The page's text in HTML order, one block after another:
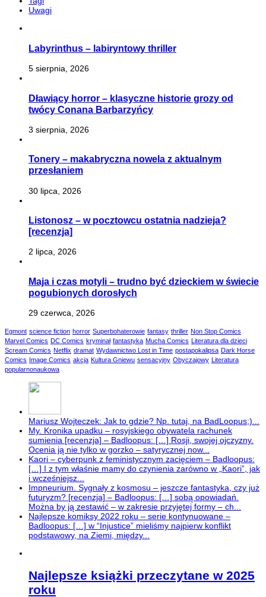
Uwagi
Labyrinthus – labiryntowy thriller
5 sierpnia, 2026
Dławiący horror – klasyczne historie grozy od
twócy Conana Barbarzyńcy
3 sierpnia, 2026
Tonery – makabryczna nowela z aktualnym
przesłaniem
30 lipca, 2026
Listonosz – w pocztowcu ostatnia nadzieja?
[recenzja]
2 lipca, 2026
Maja i czas motyli – trudno być dzieckiem w świecie
pogubionych dorosłych
29 czerwca, 2026
Egmont science fiction horror Superbohaterowie fantasy thriller Non Stop Comics
Marvel Comics DC Comics kryminał fantastyka Mucha Comics
Literatura dla dzieci
Scream Comics Netflix dramat Wydawnictwo Lost in Time postapokalipsa Dark Horse
Comics
Image Comics akcja Kultura Gniewu sensacyjny Obyczajowy
Literatura
popularnonaukowa
Mariusz Wojteczek: Jak to gdzie? Np. tutaj, na BadLoopus;)...
My. Kronika upadku – rosyjskiego obywatela rachunek
sumienia [recenzja] – Badloopus: […] Rosji, swojej ojczyzny.
Ocenia ją nie tylko w gorzko – satyrycznej now...
Kaori – cyberpunk z feministycznym zacięciem – Badloopus:
[…] I z tym właśnie mamy do czynienia zarówno w „Kaori”, jak
i wcześniejsz...
Impneurium. Sygnały z kosmosu – jeszcze fantastyka, czy już
futuryzm? [recenzja] – Badloopus: […] sobą opowiadań.
Można by ją zestawić – w zakresie przyjętej formy – ch...
Najlepsze komiksy 2022 roku – serie kontynuowane –
Badloopus: […] w “Injustice” mieliśmy najpierw konflikt
podstawowy, na Ziemi, między...
Najlepsze książki przeczytane w 2025
roku